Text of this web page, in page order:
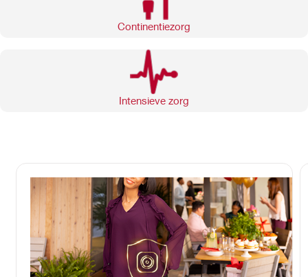
Continentiezorg
Intensieve zorg